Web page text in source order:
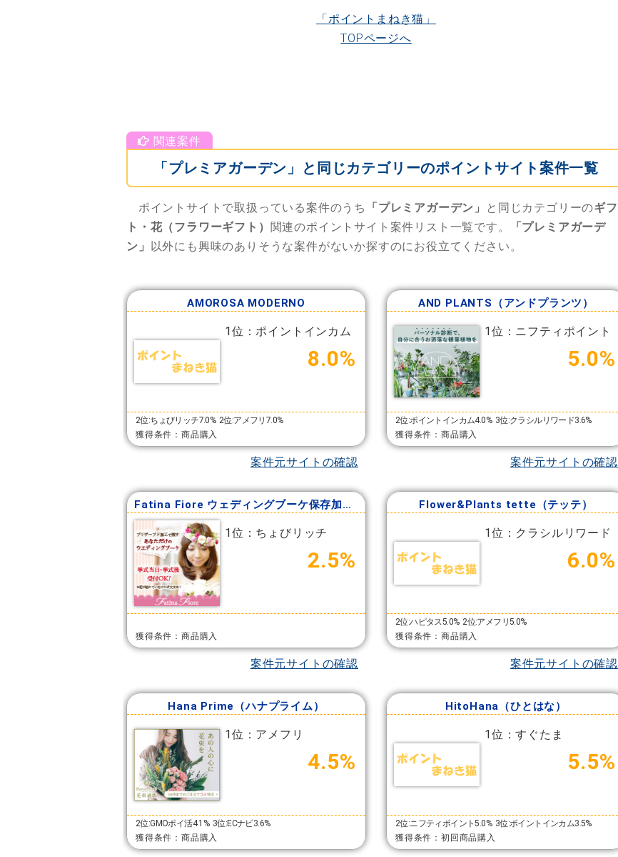
「ポイントまねき猫」
TOPページへ
「プレミアガーデン」と同じカテゴリーのポイントサイト案件一覧
ポイントサイトで取扱っている案件のうち 「プレミアガーデン」 と同じカテゴリーのギフ
ト・花（フラワーギフト） 関連のポイントサイト案件リスト一覧です。
「プレミアガーデ
ン」
以外にも興味のありそうな案件がないか探すのにお役立てください。
AMOROSA MODERNO
1位：ポイントインカム
8.0%
2位:ちょびリッチ7.0% 2位:アメフリ7.0%
獲得条件：商品購入
案件元サイトの確認
AND PLANTS（アンドプランツ）
1位：ニフティポイント
5.0%
2位:ポイントインカム4.0% 3位:クラシルリワード3.6%
獲得条件：商品購入
案件元サイトの確認
Fatina Fiore ウェディングブーケ保存加工専門店
1位：ちょびリッチ
2.5%
獲得条件：商品購入
案件元サイトの確認
Flower&Plants tette（テッテ）
1位：クラシルリワード
6.0%
2位:ハピタス5.0% 2位:アメフリ5.0%
獲得条件：商品購入
案件元サイトの確認
Hana Prime（ハナプライム）
1位：アメフリ
4.5%
2位:GMOポイ活4.1% 3位:ECナビ3.6%
獲得条件：商品購入
HitoHana（ひとはな）
1位：すぐたま
5.5%
2位:ニフティポイント5.0% 3位:ポイントインカム3.5%
獲得条件：初回商品購入